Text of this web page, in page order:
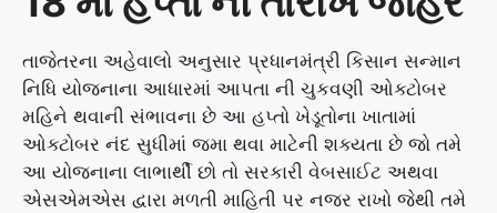
તાજેતરના અહેવાલો અનુસાર પ્રધાનમંત્રી કિસાન સન્માન
નિધિ યોજનાના આધારમાં આપતા ની ચુકવણી ઓક્ટોબર
મહિને થવાની સંભાવના છે આ હપ્તો ખેડૂતોના ખાતામાં
ઓક્ટોબર નંદ સુધીમાં જમા થવા માટેની શક્યતા છે જો તમે
આ યોજનાના લાભાર્થી છો તો સરકારી વેબસાઈટ અથવા
એસએમએસ દ્વારા મળતી માહિતી પર નજર રાખો જેથી તમે